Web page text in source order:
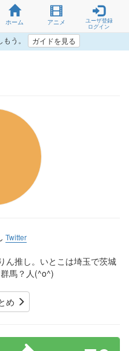
ホーム アニメ
ユーザ登録
ログイン
う。 ガイドを見る
Twitter
ん推し。いとこは埼玉で茨城
馬？人(^o^)
め